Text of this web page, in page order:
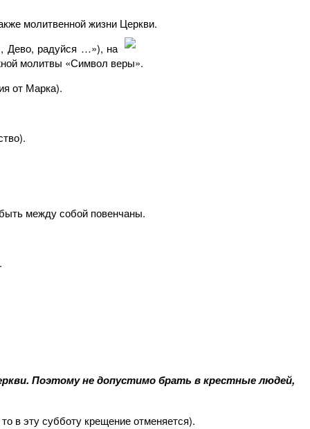
молитвенной жизни Церкви.
, Дево, радуйся …»), на
молитвы «Символ веры».
от Марка).
между собой повенчаны.
Поэтому не допустимо брать в крестные людей,
в эту субботу крещение отменяется).